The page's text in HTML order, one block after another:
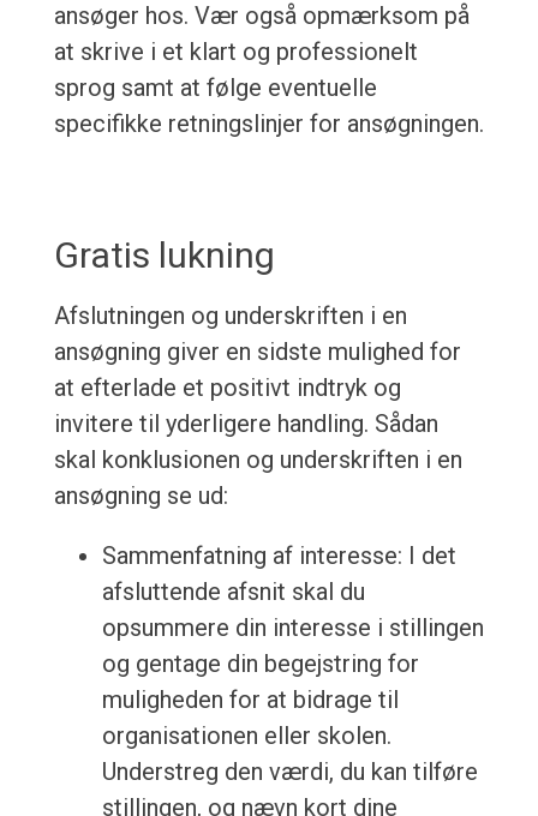
ansøger hos. Vær også opmærksom på
at skrive i et klart og professionelt
sprog samt at følge eventuelle
specifikke retningslinjer for ansøgningen.
Gratis lukning
Afslutningen og underskriften i en
ansøgning giver en sidste mulighed for
at efterlade et positivt indtryk og
invitere til yderligere handling. Sådan
skal konklusionen og underskriften i en
ansøgning se ud:
Sammenfatning af interesse: I det
afsluttende afsnit skal du
opsummere din interesse i stillingen
og gentage din begejstring for
muligheden for at bidrage til
organisationen eller skolen.
Understreg den værdi, du kan tilføre
stillingen, og nævn kort dine